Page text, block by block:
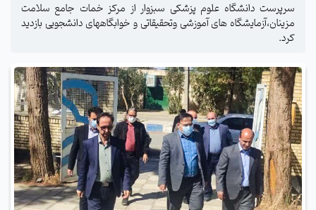
سرپرست دانشگاه علوم پزشکی سبزوار از مرکز خمات جامع سلامت
مزینان،آزمایشگاه های آموزشی وتحقیقاتی و خوابگاههای دانشجویی بازدید
کرد.